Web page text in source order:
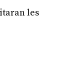
les